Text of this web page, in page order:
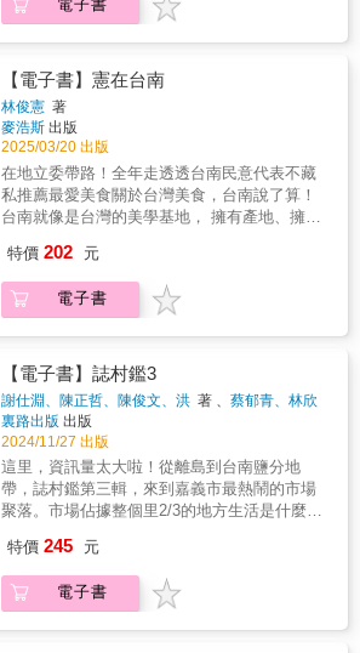
通通有 台灣好行沿途景點包羅萬象，尋覓人氣
美食、打卡熱點、五感體驗，與小動物互動，
化、探索博物館與自然祕境，讓你暢玩無阻。
品味極其挑剔，而成為引領台灣美食生活的代
的無招牌巷弄⼩店，也有擴及全國的金字招
牌。永遠讓人怦然⼼動、永遠讓人⼀再回顧，
沒⼈真的走遍台南，因為它如此深厚的底蘊，
是永遠永遠也挖掘不完的！全年無休在台南走
透透的林俊憲⽴委，是少數可說是摸透台南的
在地名人，這次將多年來累積的美食地圖大公
開，帶大家一起同享憲哥的最愛！
電子書
【電子書】憲在台南
林俊憲 著
麥浩斯 出版
2025/03/20 出版
在地立委帶路！全年走透透台南民意代表不藏
私推薦最愛美食關於台灣美食，台南說了算！
台南就像是台灣的美學基地， 擁有產地、擁有
灣的庶民美食。台南美食與慢生活總是攫取人
心，這個城市蘊含著獨有的根基，也因為對於
品味極其挑剔，而成為引領台灣美食生活的代
的無招牌巷弄⼩店，也有擴及全國的金字招
牌。永遠讓人怦然⼼動、永遠讓人⼀再回顧，
沒⼈真的走遍台南，因為它如此深厚的底蘊，
是永遠永遠也挖掘不完的！全年無休在台南走
透透的林俊憲⽴委，是少數可說是摸透台南的
在地名人，這次將多年來累積的美食地圖大公
開，帶大家一起同享憲哥的最愛！
特價 202 元
電子書
【電子書】誌村鑑3
謝仕淵、陳正哲、陳俊文、洪 著 、蔡郁青、林欣
楷、邱睦容、馬
裏路出版 出版
2024/11/27 出版
這里，資訊量太大啦！從離島到台南鹽分地
帶，誌村鑑第三輯，來到嘉義市最熱鬧的市場
聚落。市場佔據整個里2/3的地方生活是什麼模
街」的蘭井街，裡頭有口足以與台南競逐老城
封號的紅毛井，以及六層樓的城隍廟；循鼎沸
人聲走入巷弄，迎來東市場、共和路市場，以
特價 245 元
電子書